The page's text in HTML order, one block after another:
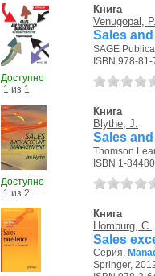
Доступно
1 из 1
Книга
Venugopal,
Sales
SAGE
ISBN 978-
Доступно
1 из 2
Книга
Blythe, J.
Sales
Thomson
ISBN 1-
Книга
Homburg, C.
Sales
Серия:
Springer,